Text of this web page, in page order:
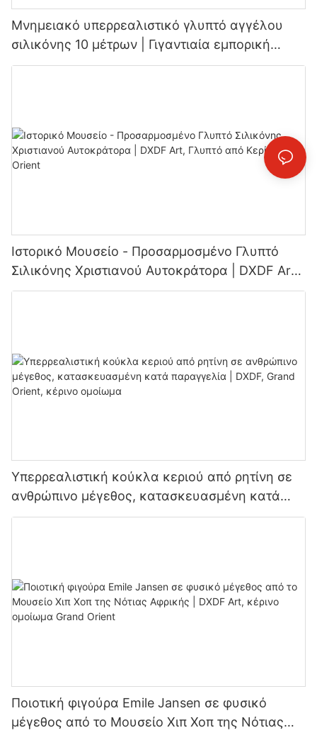
Μνημειακό υπερρεαλιστικό γλυπτό αγγέλου
σιλικόνης 10 μέτρων | Γιγαντιαία εμπορική
εγκατάσταση τέχνης
Ιστορικό Μουσείο - Προσαρμοσμένο Γλυπτό
Σιλικόνης Χριστιανού Αυτοκράτορα | DXDF Art,
Γλυπτό από Κερί Grand Orient
Υπερρεαλιστική κούκλα κεριού από ρητίνη σε
ανθρώπινο μέγεθος, κατασκευασμένη κατά
παραγγελία | DXDF, Grand Orient, κέρινο
Ποιοτική φιγούρα Emile Jansen σε φυσικό
μέγεθος από το Μουσείο Χιπ Χοπ της Νότιας